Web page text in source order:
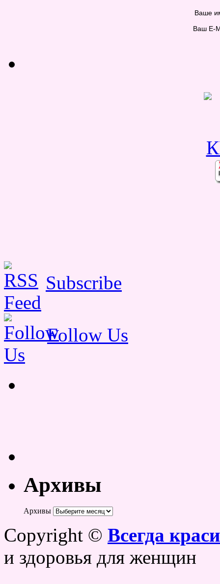
Ваше
Ваш E-
Subscribe
Follow Us
Архивы
Архивы
Copyright © Всегда
и здоровья для женщин